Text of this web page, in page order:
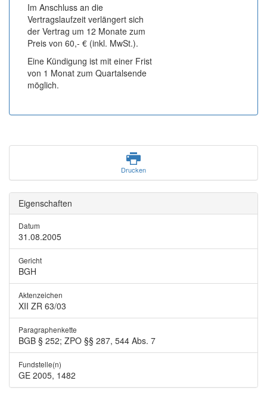
Im Anschluss an die
Vertragslaufzeit verlängert sich
der Vertrag um 12 Monate zum
Preis von 60,- € (inkl. MwSt.).
Eine Kündigung ist mit einer Frist
von 1 Monat zum Quartalsende
möglich.
Drucken
Eigenschaften
Datum
31.08.2005
Gericht
BGH
Aktenzeichen
XII ZR 63/03
Paragraphenkette
BGB § 252; ZPO §§ 287, 544 Abs. 7
Fundstelle(n)
GE 2005, 1482